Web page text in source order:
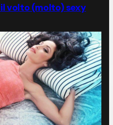
volto (molto) sexy